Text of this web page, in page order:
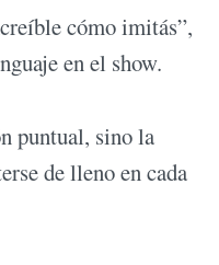
cómo imitás”,
en el show.
puntual, sino la
de lleno en cada